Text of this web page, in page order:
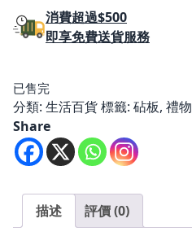
價
格：
消費超過$500
即享免費送貨服務
已售完
分類: 生活百貨標籤: 砧板, 禮物
Share
描述 評價 (0)